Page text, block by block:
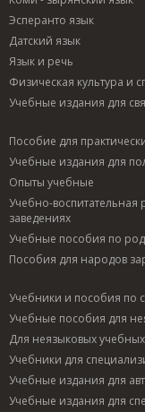
Эсперанто язык
Датский язык
Язык и речь
Физическая культура и
Учебные издания для
Пособие для
Учебные издания для
Опыты учебные
Учебно-воспитательная
заведениях
Учебные пособия по
Пособия для народов
Учебники и пособия по
Учебные пособия для
Для неязыковых
Учебники для
Учебные издания для
Учебные издания для